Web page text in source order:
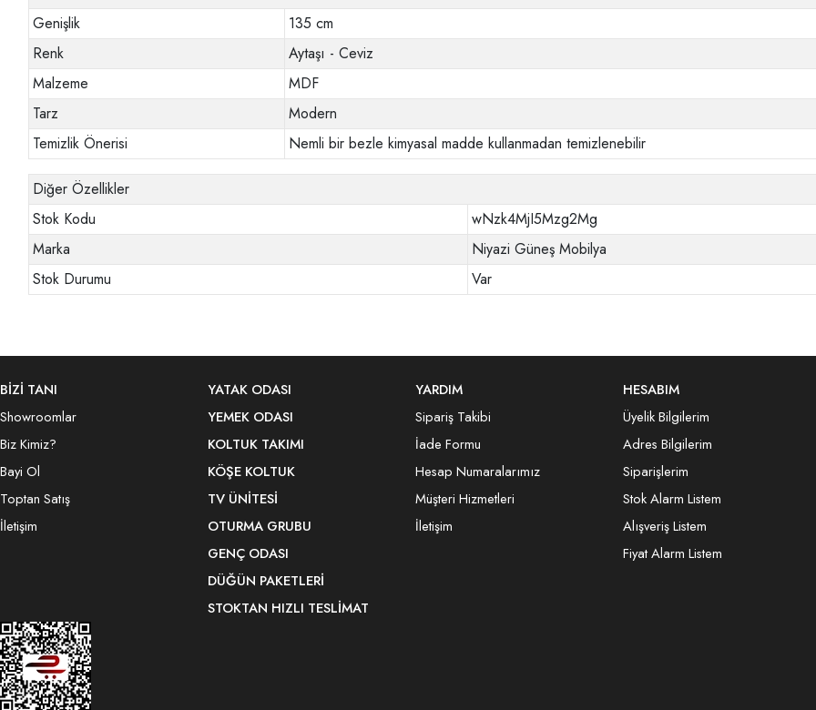
Genişlik
135 cm
Renk
Aytaşı - Ceviz
Malzeme
MDF
Tarz
Modern
Temizlik Önerisi
Nemli bir bezle kimyasal madde kullanmadan temizlenebilir
Diğer Özellikler
Stok Kodu
wNzk4MjI5Mzg2Mg
Marka
Niyazi Güneş Mobilya
Stok Durumu
Var
BİZİ TANI
Showroomlar
Biz Kimiz?
Bayi Ol
Toptan Satış
İletişim
YATAK ODASI
YEMEK ODASI
KOLTUK TAKIMI
KÖŞE KOLTUK
TV ÜNITESI
OTURMA GRUBU
GENÇ ODASI
DÜĞÜN PAKETLERI
STOKTAN HIZLI TESLIMAT
YARDIM
Sipariş Takibi
İade Formu
Hesap Numaralarımız
Müşteri Hizmetleri
İletişim
HESABIM
Üyelik Bilgilerim
Adres Bilgilerim
Siparişlerim
Stok Alarm Listem
Alışveriş Listem
Fiyat Alarm Listem